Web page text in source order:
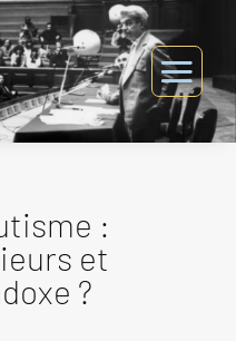
:
et
?